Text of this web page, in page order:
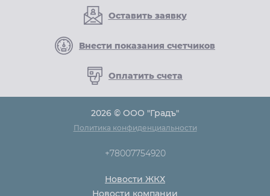
Оставить заявку
Внести показания счетчиков
Оплатить счета
2026 © ООО "Градъ"
Политика конфиденциальности
+78007754920
Новости ЖКХ
Новости компании